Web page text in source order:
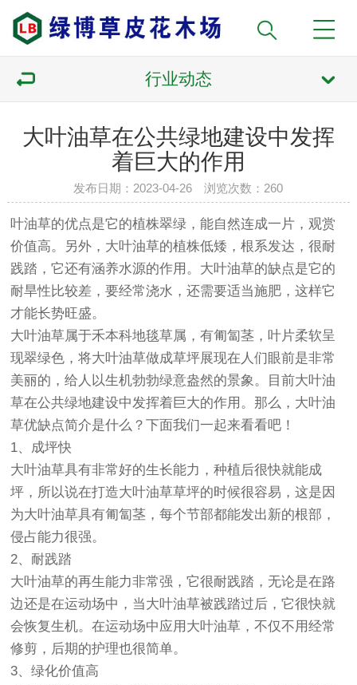
行业动态
大叶油草在公共绿地建设中发挥
着巨大的作用
发布日期：2023-04-26 浏览次数： 260
叶油草的优点是它的植株翠绿，能自然连成一片，观赏
价值高。另外，大叶油草的植株低矮，根系发达，很耐
践踏，它还有涵养水源的作用。大叶油草的缺点是它的
耐旱性比较差，要经常浇水，还需要适当施肥，这样它
才能长势旺盛。
大叶油草属于禾本科地毯草属，有匍匐茎，叶片柔软呈
现翠绿色，将大叶油草做成草坪展现在人们眼前是非常
美丽的，给人以生机勃勃绿意盎然的景象。目前大叶油
草在公共绿地建设中发挥着巨大的作用。那么，大叶油
草优缺点简介是什么？下面我们一起来看看吧！
1、成坪快
大叶油草具有非常好的生长能力，种植后很快就能成
坪，所以说在打造大叶油草草坪的时候很容易，这是因
为大叶油草具有匍匐茎，每个节部都能发出新的根部，
侵占能力很强。
2、耐践踏
大叶油草的再生能力非常强，它很耐践踏，无论是在路
边还是在运动场中，当大叶油草被践踏过后，它很快就
会恢复生机。在运动场中应用大叶油草，不仅不用经常
修剪，后期的护理也很简单。
3、绿化价值高